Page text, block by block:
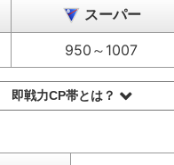
スーパー
950～1007
即戦力CP帯とは？